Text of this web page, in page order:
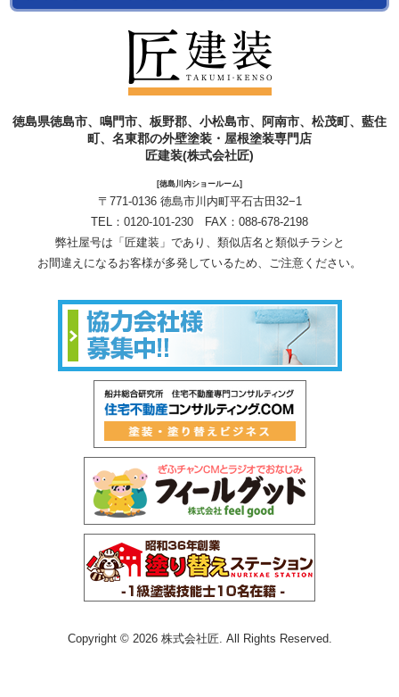
徳島県徳島市、鳴門市、板野郡、小松島市、阿南市、松茂町、藍住
町、名東郡の外壁塗装・屋根塗装専門店
匠建装(株式会社匠)
[徳島川内ショールーム]
〒771-0136 徳島市川内町平石古田32−1
TEL： 0120-101-230 FAX：088-678-2198
弊社屋号は「匠建装」であり、類似店名と類似チラシと
お間違えになるお客様が多発しているため、ご注意ください。
Copyright © 2026 株式会社匠. All Rights Reserved.